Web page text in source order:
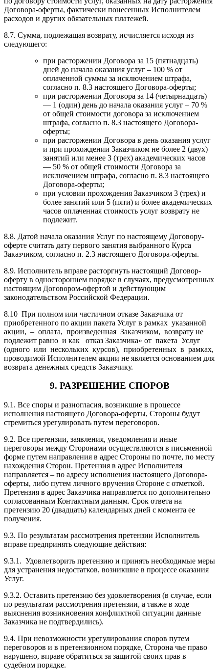
Договора-оферты, фактически понесенных Исполнителем
расходов и других обязательных платежей.
8.7. Сумма, подлежащая возврату, исчисляется исходя из
следующего:
при расторжении Договора за 15 (пятнадцать)
дней до начала оказания услуг – 100 % от
оплаченной суммы за исключением штрафа,
согласно п. 8.3 настоящего Договора-оферты;
при расторжении Договора за 14 (четырнадцать)
— 1 (один) день до начала оказания услуг – 70 %
от общей стоимости договора за исключением
штрафа, согласно п. 8.3 настоящего Договора-
оферты;
при расторжении Договора в день оказания услуг
и при прохождении Заказчиком не более 2 (двух)
занятий или менее 3 (трех) академических часов
— 50 % от общей стоимости Договора за
исключением штрафа, согласно п. 8.3 настоящего
Договора-оферты;
при условии прохождения Заказчиком 3 (трех) и
более занятий или 5 (пяти) и более академических
часов оплаченная стоимость услуг возврату не
подлежит.
8.8. Датой начала оказания Услуг по настоящему Договору-
оферте считать дату первого занятия выбранного Курса
Заказчиком, согласно п. 2.3 настоящего Договора-оферты.
8.9. Исполнитель вправе расторгнуть настоящий Договор-
оферту в одностороннем порядке в случаях, предусмотренных
настоящим Договором-офертой и действующим
законодательством Российской Федерации.
8.10 При полном или частичном отказе Заказчика от
приобретенного по акции пакета Услуг в рамках указанной
акции, – оплата, произведенная Заказчиком, возврату не
подлежит равно и как отказ Заказчика» от пакета Услуг
(одного или нескольких курсов), приобретенных в рамках,
проводимой Исполнителем акции не является основанием для
возврата денежных средств Заказчику.
9. РАЗРЕШЕНИЕ СПОРОВ
9.1. Все споры и разногласия, возникшие в процессе
исполнения настоящего Договора-оферты, Стороны будут
стремиться урегулировать путем переговоров.
9.2. Все претензии, заявления, уведомления и иные
переговоры между Сторонами осуществляются в письменной
форме путем направления в адрес Стороны по почте, по месту
нахождения Сторон. Претензия в адрес Исполнителя
направляется – по адресу исполнения настоящего Договора-
оферты, либо путем личного вручения Стороне с отметкой.
Претензия в адрес Заказчика направляется по дополнительно
согласованным Контактным данным. Срок ответа на
претензию 20 (двадцать) календарных дней с момента ее
получения.
9.3. По результатам рассмотрения претензии Исполнитель
вправе предпринять следующие действия:
9.3.1. Удовлетворить претензию и принять необходимые меры
для устранения недостатков, возникшие в процессе оказания
Услуг.
9.3.2. Оставить претензию без удовлетворения (в случае, если
по результатам рассмотрения претензии, а также в ходе
выяснения возникновения конфликтной ситуации данные
Заказчика не подтвердились).
9.4. При невозможности урегулирования споров путем
переговоров и в претензионном порядке, Сторона чье право
нарушено, вправе обратиться за защитой своих прав в
судебном порядке.